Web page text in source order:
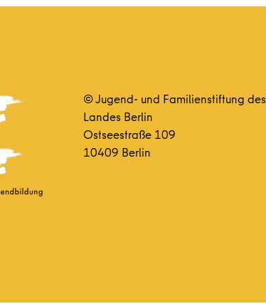
© Jugend- und Familienstiftung des
Landes Berlin
Ostseestraße 109
10409 Berlin